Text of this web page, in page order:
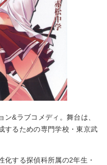
&ラブコメディ。舞台は、
するための専門学校・東京武
化する探偵科所属の2年生・